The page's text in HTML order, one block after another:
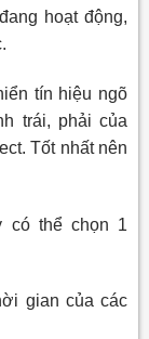
hoạt động,
tín hiệu ngõ
trái, phải của
Tốt nhất nên
có thể chọn 1
gian của các